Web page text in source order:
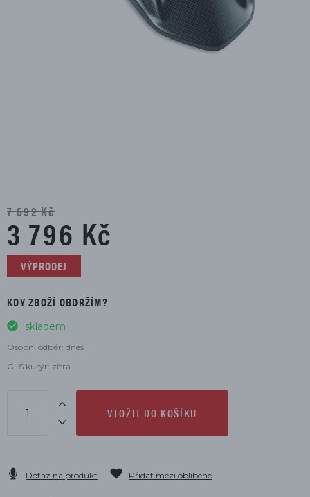
7 592 Kč
3 796 Kč
VÝPRODEJ
KDY ZBOŽÍ OBDRŽÍM?
skladem
Osobní odběr: dnes
GLS kurýr: zítra
VLOŽIT DO KOŠÍKU
Dotaz na produkt Přidat mezi oblíbené